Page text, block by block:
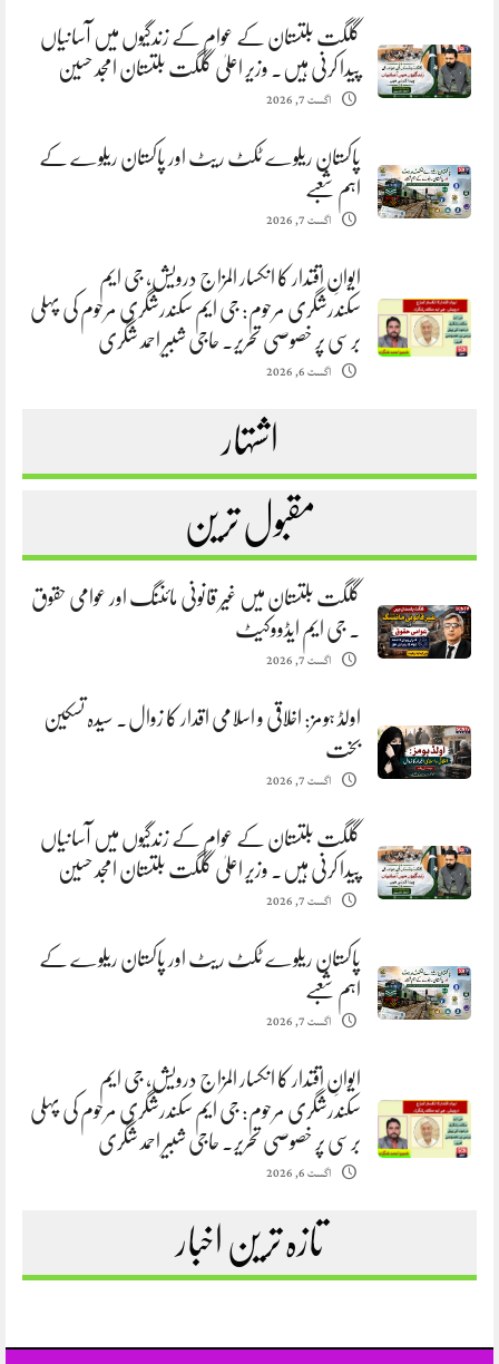
گلگت بلتستان کے عوام کے زندگیوں میں آسانیاں
پیدا کرنی ہیں. وزیر اعلیٰ گلگت بلتستان امجد حسین
اگست 7, 2026
پاکستان ریلوے ٹکٹ ریٹ اور پاکستان ریلوے کے
اہم شعبے
اگست 7, 2026
ایوانِ اقتدار کا انکسار المزاج درویش، جی ایم
سکندرشگری مرحوم: جی ایم سکندرشگری مرحوم کی پہلی
برسی پر خصوصی تحریر. حاجی شبیر احمد شگری
اگست 6, 2026
اشتہار
مقبول ترین
گلگت بلتستان میں غیر قانونی مائننگ اور عوامی حقوق
. جی ایم ایڈووکیٹ
اگست 7, 2026
اولڈ ہومز: اخلاقی و اسلامی اقدار کا زوال. سیدہ تسکین
بخت
اگست 7, 2026
گلگت بلتستان کے عوام کے زندگیوں میں آسانیاں
پیدا کرنی ہیں. وزیر اعلیٰ گلگت بلتستان امجد حسین
اگست 7, 2026
پاکستان ریلوے ٹکٹ ریٹ اور پاکستان ریلوے کے
اہم شعبے
اگست 7, 2026
ایوانِ اقتدار کا انکسار المزاج درویش، جی ایم
سکندرشگری مرحوم: جی ایم سکندرشگری مرحوم کی پہلی
برسی پر خصوصی تحریر. حاجی شبیر احمد شگری
اگست 6, 2026
تازہ ترین اخبار